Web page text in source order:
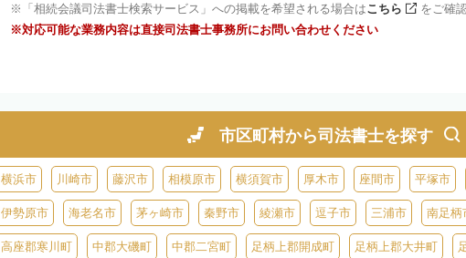
「相続会議司法書士検索サービス」への掲載を希望される場合はこちら
をご確
対応可能な業務内容は直接司法書士事務所にお問い合わせください
市区町村から司法書士を探す
横浜市 川崎市 藤沢市 相模原市 横須賀市 厚木市 座間市 平塚市
伊勢原市 海老名市 茅ヶ崎市 秦野市 綾瀬市 逗子市 三浦市 南足柄
高座郡寒川町 中郡大磯町 中郡二宮町 足柄上郡開成町 足柄上郡大井町